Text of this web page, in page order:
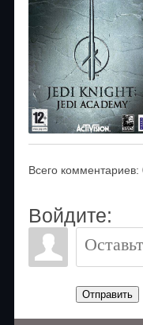
Всего комментариев:
Войдите:
Отправить